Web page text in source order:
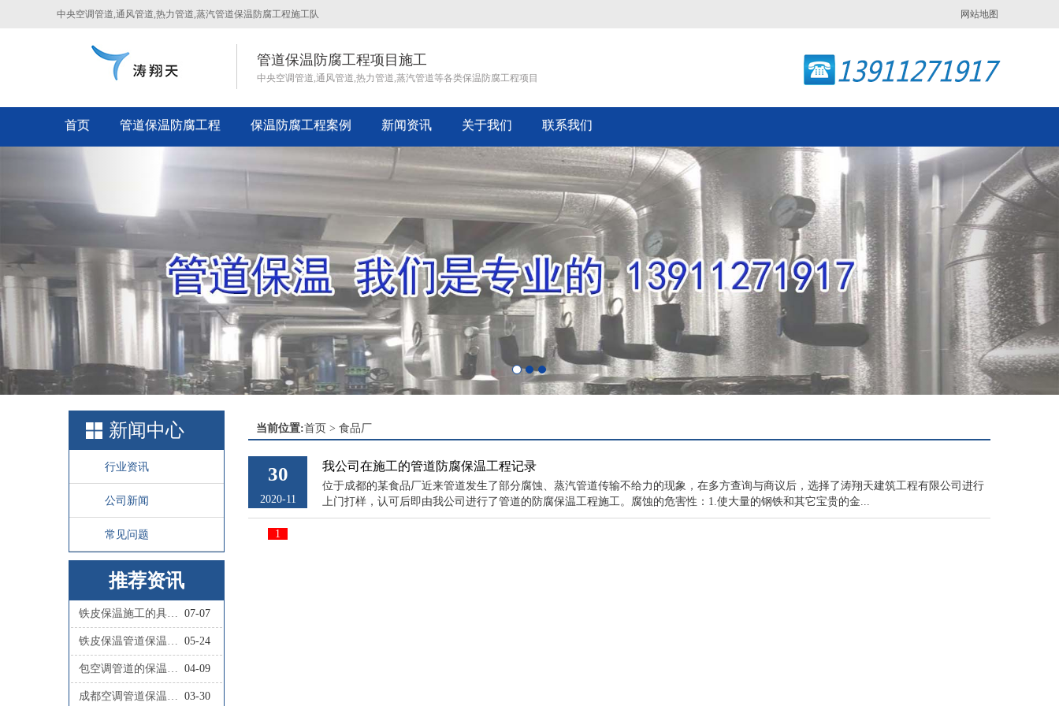
中央空调管道,通风管道,热力管道,蒸汽管道保温防腐工程施工队 网站地图
管道保温防腐工程项目施工
中央空调管道,通风管道,热力管道,蒸汽管道等各类保温防腐工程项目
首页 管道保温防腐工程 保温防腐工程案例 新闻资讯 关于我们 联系我们
Next
新闻中心
行业资讯
公司新闻
常见问题
推荐资讯
铁皮保温施工的具体步骤有哪些？ 07-07
铁皮保温管道保温施工的具体流程是怎样的？ 05-24
包空调管道的保温材料叫什么 04-09
成都空调管道保温施工队联系人 03-30
当前位置:首页 > 食品厂
30
2020-11
我公司在施工的管道防腐保温工程记录
位于成都的某食品厂近来管道发生了部分腐蚀、蒸汽管道传输不给力的现象，在多方查询与商议后，选择了涛翔天建筑工程有限公司进行
上门打样，认可后即由我公司进行了管道的防腐保温工程施工。腐蚀的危害性：1.使大量的钢铁和其它宝贵的金...
1